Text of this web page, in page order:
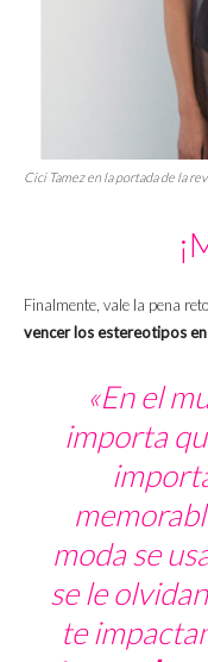
Cici Tamez en la portada de la
Finalmente, vale la pena
vencer los estereotipos
«En el
importa
moda se
se le
te